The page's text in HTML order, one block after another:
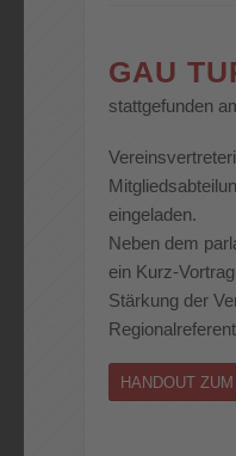
GAU
stattgefunden
eingeladen.
Neben dem
ein Kurz-
Stärkung der
HANDOUT